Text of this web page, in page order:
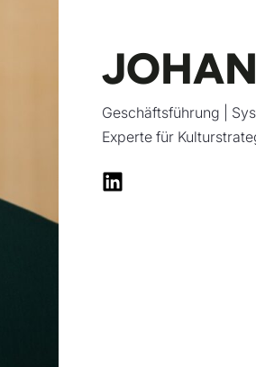
Geschäftsführung |
Experte für